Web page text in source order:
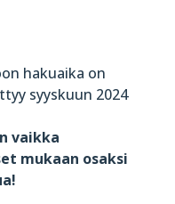
hakuaika on
syyskuun 2024
vaikka
mukaan osaksi